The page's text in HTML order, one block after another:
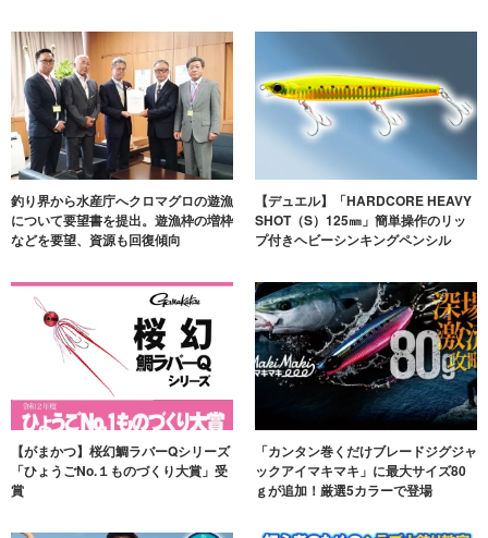
釣り界から水産庁へクロマグロの遊漁
について要望書を提出。遊漁枠の増枠
などを要望、資源も回復傾向
【デュエル】「HARDCORE HEAVY
SHOT（S）125㎜」簡単操作のリッ
プ付きヘビーシンキングペンシル
【がまかつ】桜幻鯛ラバーQシリーズ
「ひょうごNo.１ものづくり大賞」受
賞
「カンタン巻くだけブレードジグジャ
ックアイマキマキ」に最大サイズ80
ｇが追加！厳選5カラーで登場